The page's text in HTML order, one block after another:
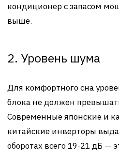
кондиционер с запасом
выше.
2. Уровень шума
Для комфортного сна
блока не должен
Современные японские и
китайские инверторы
оборотах всего 19-21 дБ —